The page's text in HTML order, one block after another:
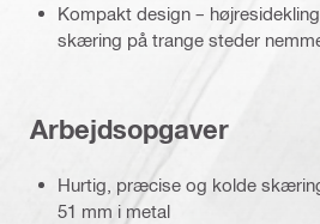
Kompakt design –
skæring på trange steder
Arbejdsopgaver
Hurtig, præcise og kolde
51 mm i metal